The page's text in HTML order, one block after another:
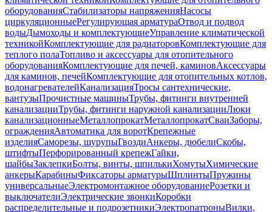
оборудованияСтабилизаторы напряженияНасосы
циркуляционныеРегулирующая арматураОтвод и подвод
водыДымоходы и комплектующиеУправление климатической
техникойКомплектующие для радиаторовКомплектующие для
теплого полаТопливо и аксессуары для отопительного
оборудованияКомплектующие для печей, каминовАксессуары
для каминов, печейКомплектующие для отопительных котлов,
водонагревателейКанализацияТросы сантехнические,
вантузыПрочистные машиныТрубы, фитинги внутренней
канализацииТрубы, фитинги наружной канализацииЛюки
канализационныеМеталлопрокатМеталлопрокатСваиЗаборы,
огражденияАвтоматика для воротКрепежные
изделияСаморезы, шурупыГвоздиАнкеры, дюбелиСкобы,
штифтыПерфорированный крепежГайки,
шайбыЗаклепкиБолты, винты, шпилькиХомутыХимические
анкерыКарабиныФиксаторы арматурыШплинтыПружины
универсальныеЭлектромонтажное оборудованиеРозетки и
выключателиЭлектрические звонкиКоробки
распределительные и подрозетникиЭлектропатроныВилки,